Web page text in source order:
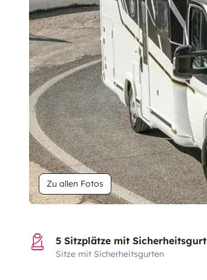
Zu allen Fotos
5 Sitzplätze mit Sicherheitsgurt
Sitze mit Sicherheitsgurten